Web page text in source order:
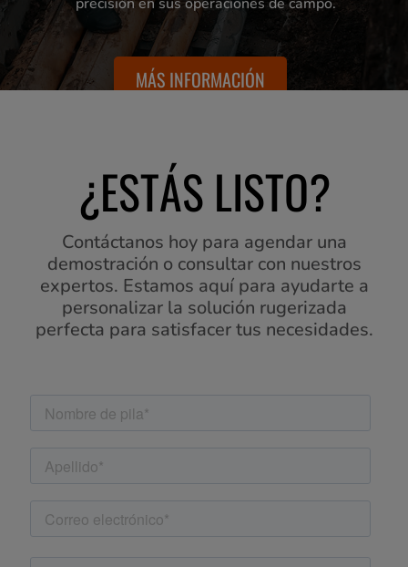
precisión en sus operaciones de campo.
MÁS INFORMACIÓN
MÁS INFORMACIÓN
MÁS INFORMACIÓN
MÁS INFORMACIÓN
¿ESTÁS LISTO?
Contáctanos hoy para agendar una
demostración o consultar con nuestros
expertos. Estamos aquí para ayudarte a
personalizar la solución rugerizada
perfecta para satisfacer tus necesidades.